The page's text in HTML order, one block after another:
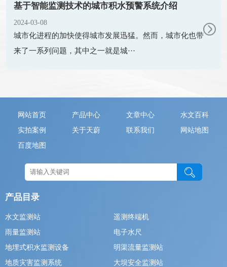
基于智能监测技术的城市积水预警系统介绍
2024-03-08
城市化进程的加快使得城市发展迅猛。然而，城市化也带
来了一系列问题，其中之一就是城···
网站首页 产品中心 文章中心
水文百科
实拍案例
关于天蔚 联系我们
网站地图
百度地图
产品目录
水文监测站
遥测终端机
雨量监测站
电子水尺
地埋式积水监测设备
明渠流量监测站
地质灾害监测系统
大坝安全监测站